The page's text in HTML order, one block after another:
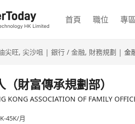
首頁 職位 專區
尖旺, 尖沙咀 | 銀行 / 金融, 財務規劃 | 金
（財富傳承規劃部）
KONG ASSOCIATION OF FAMILY
45K/月